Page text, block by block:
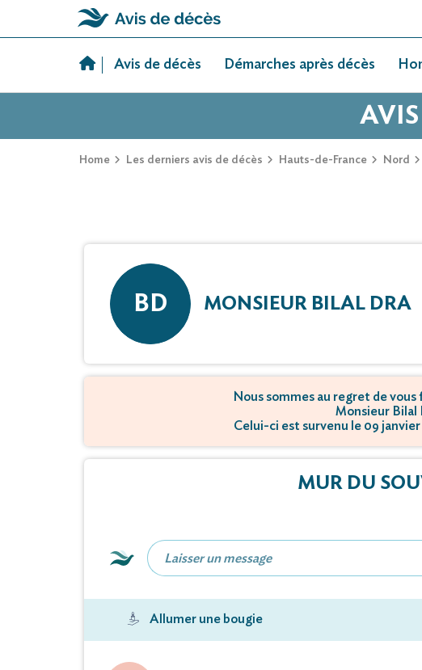
Avis de décès Démarches après décès
Home Les derniers avis de décès Hauts-de-France Nord
BD MONSIEUR BILAL DRA
Nous sommes au regret de vous
Monsieur Bilal
Celui-ci est survenu le 09
MUR DU
Allumer une bougie